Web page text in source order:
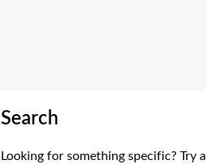
Search
Looking for something specific? Try a